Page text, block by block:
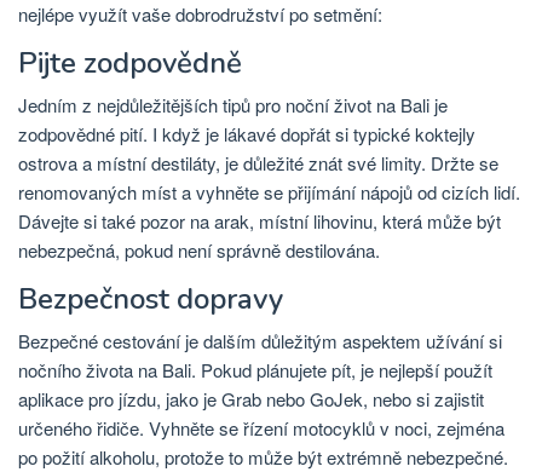
nejlépe využít vaše dobrodružství po setmění:
Pijte zodpovědně
Jedním z nejdůležitějších tipů pro noční život na Bali je
zodpovědné pití. I když je lákavé dopřát si typické koktejly
ostrova a místní destiláty, je důležité znát své limity. Držte se
renomovaných míst a vyhněte se přijímání nápojů od cizích lidí.
Dávejte si také pozor na arak, místní lihovinu, která může být
nebezpečná, pokud není správně destilována.
Bezpečnost dopravy
Bezpečné cestování je dalším důležitým aspektem užívání si
nočního života na Bali. Pokud plánujete pít, je nejlepší použít
aplikace pro jízdu, jako je Grab nebo GoJek, nebo si zajistit
určeného řidiče. Vyhněte se řízení motocyklů v noci, zejména
po požití alkoholu, protože to může být extrémně nebezpečné.